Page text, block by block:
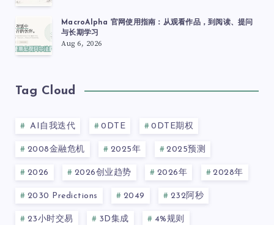
MacroAlpha 官网使用指南：从观看作品，到阅读、提问
与长期学习
Aug 6, 2026
Tag Cloud
AI自我迭代 0DTE 0DTE期权
2008金融危机 2025年 2025预测
2026 2026创业趋势 2026年 2028年
2030 Predictions 2049 232阿秒
23小时交易 3D集成 4%规则